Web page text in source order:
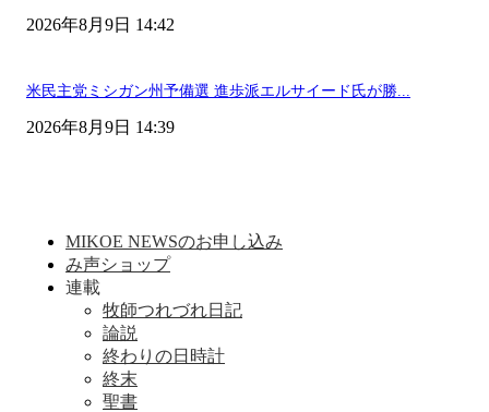
2026年8月9日 14:42
米民主党ミシガン州予備選 進歩派エルサイード氏が勝...
2026年8月9日 14:39
MIKOE NEWSのお申し込み
み声ショップ
連載
牧師つれづれ日記
論説
終わりの日時計
終末
聖書